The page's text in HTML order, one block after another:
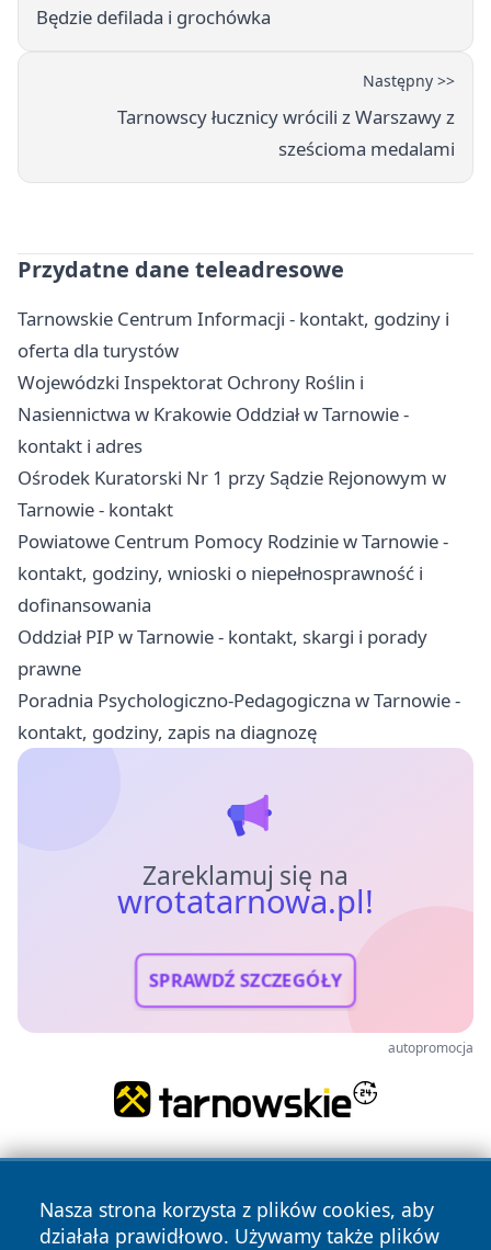
Będzie defilada i grochówka
Następny >>
Tarnowscy łucznicy wrócili z Warszawy z
sześcioma medalami
Przydatne dane teleadresowe
Tarnowskie Centrum Informacji - kontakt, godziny i
oferta dla turystów
Wojewódzki Inspektorat Ochrony Roślin i
Nasiennictwa w Krakowie Oddział w Tarnowie -
kontakt i adres
Ośrodek Kuratorski Nr 1 przy Sądzie Rejonowym w
Tarnowie - kontakt
Powiatowe Centrum Pomocy Rodzinie w Tarnowie -
kontakt, godziny, wnioski o niepełnosprawność i
dofinansowania
Oddział PIP w Tarnowie - kontakt, skargi i porady
prawne
Poradnia Psychologiczno-Pedagogiczna w Tarnowie -
kontakt, godziny, zapis na diagnozę
Zareklamuj się na
wrotatarnowa.pl!
SPRAWDŹ SZCZEGÓŁY
autopromocja
Nasza strona korzysta z plików cookies, aby
działała prawidłowo. Używamy także plików